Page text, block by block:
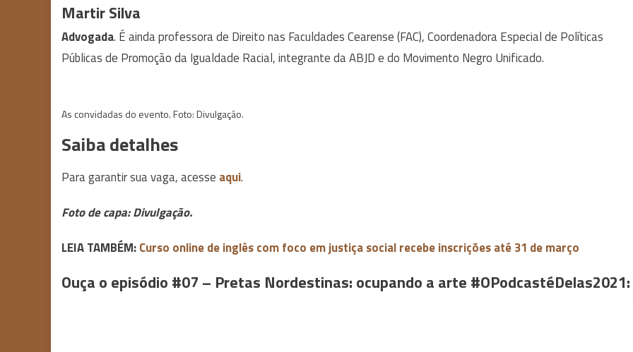
Martir Silva
Advogada. É ainda professora de Direito nas Faculdades Cearense (FAC), Coordenadora Especial de Políticas
Públicas de Promoção da Igualdade Racial, integrante da ABJD e do Movimento Negro Unificado.
As convidadas do evento. Foto: Divulgação.
Saiba detalhes
Para garantir sua vaga, acesse aqui.
Foto de capa: Divulgação.
LEIA TAMBÉM:Curso online de inglês com foco em justiça social recebe inscrições até 31 de março
Ouça o episódio #07 – Pretas Nordestinas: ocupando a arte #OPodcastéDelas2021: